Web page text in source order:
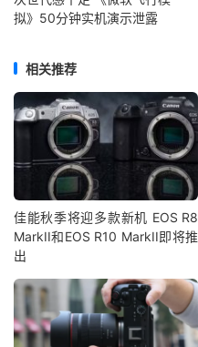
拟》50分钟实机演示泄露
相关推荐
佳能秋季将迎多款新机 EOS R8
MarkII和EOS R10 MarkII即将推
出